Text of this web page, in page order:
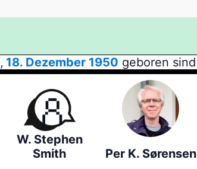
18. Dezember 1950 geboren sind
W. Stephen
Smith
Per K. Sørensen